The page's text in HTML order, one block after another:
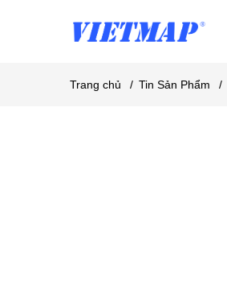
Trang chủ / Tin Sản Phẩm /